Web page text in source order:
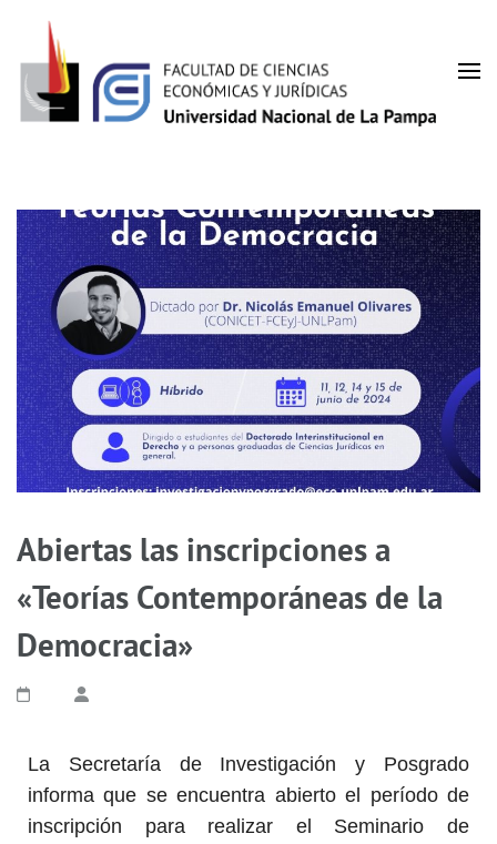
Abiertas las inscripciones a
«Teorías Contemporáneas de la
Democracia»
La Secretaría de Investigación y Posgrado
informa que se encuentra abierto el período de
inscripción para realizar el Seminario de